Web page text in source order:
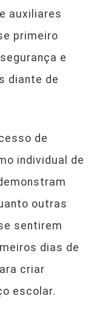
auxiliares
primeiro
e
diante de
de
individual de
outras
sentirem
dias de
criar
escolar.